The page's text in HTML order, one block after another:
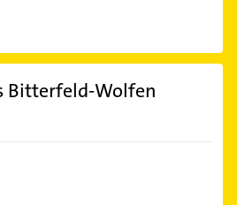
Bitterfeld-Wolfen